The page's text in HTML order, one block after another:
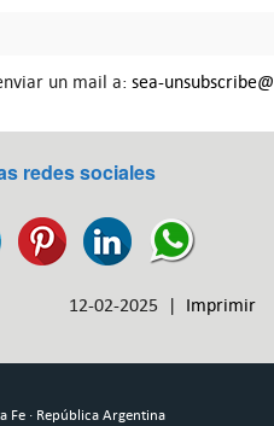
un mail a: sea-
redes sociales
12-02-2025 | Imprimir
Fe · República Argentina